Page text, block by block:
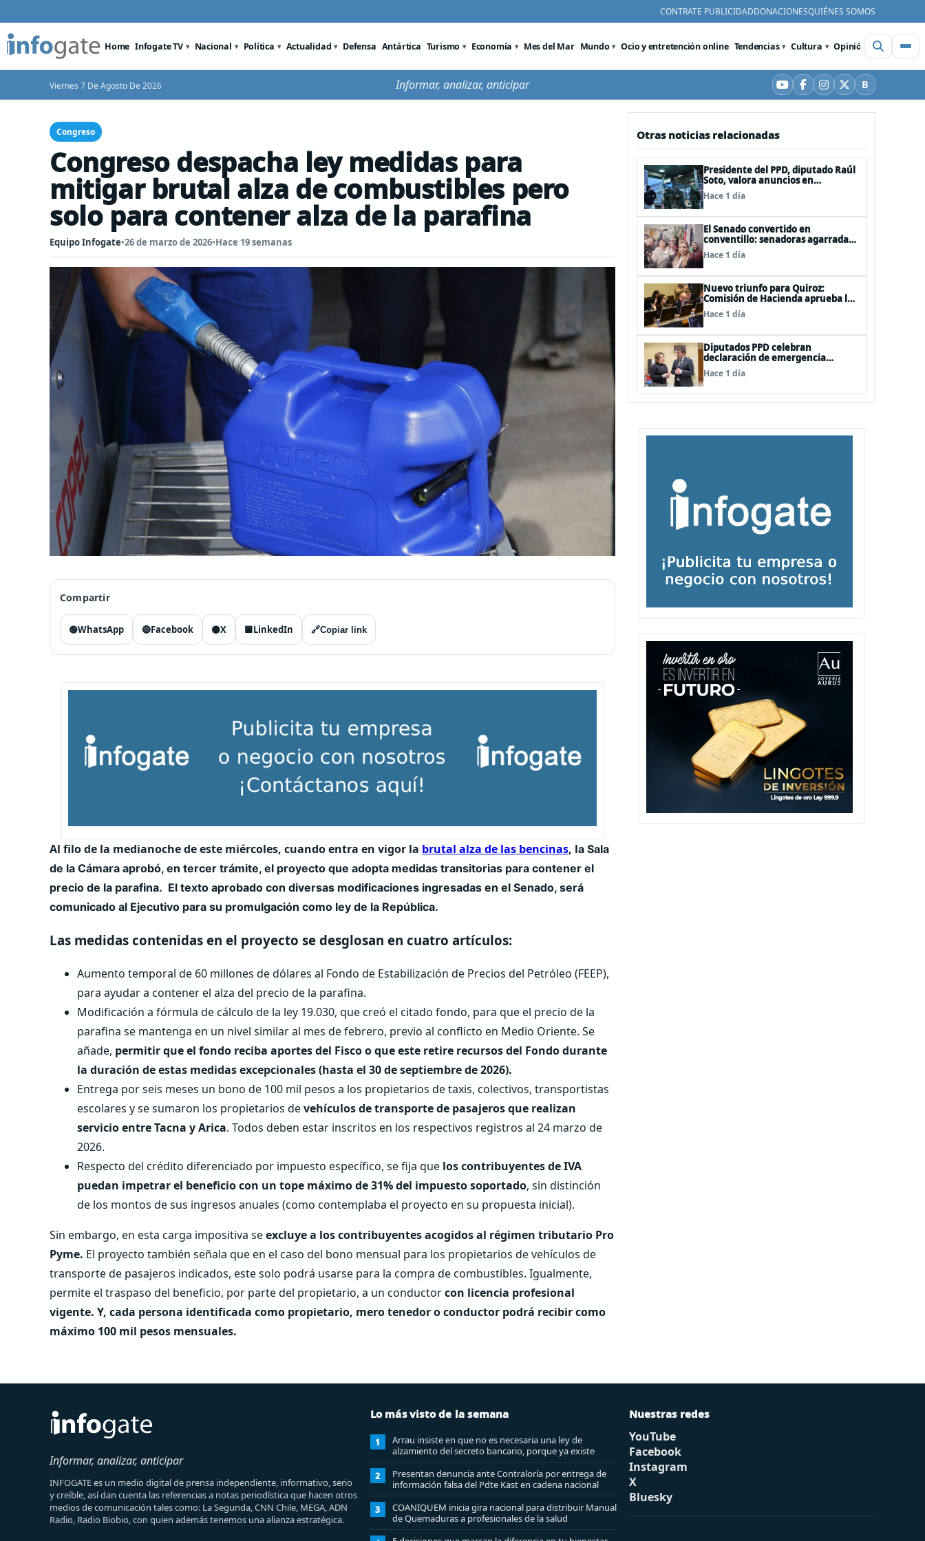
CONTRATE PUBLICIDADDONACIONESQUIÉNES SOMOS
Home Infogate TV Nacional Política Actualidad Defensa Antártica Turismo Economía Mes del Mar Mundo Ocio y entretención online Tendencias Cultura Opinión Videos
Viernes 7 De Agosto De 2026 Informar, analizar, anticipar YouTube
Facebook
Instagram
X BBluesky
Congreso
Congreso despacha ley medidas para
mitigar brutal alza de combustibles pero
solo para contener alza de la parafina
Equipo Infogate•26 de marzo de 2026•Hace 19 semanas
Compartir
🟢WhatsApp 🔵Facebook ⚫X 🟦LinkedIn 🔗Copiar link
Al filo de la medianoche de este miércoles, cuando entra en vigor la brutal alza de las bencinas, la Sala
de la Cámara aprobó, en tercer trámite, el proyecto que adopta medidas transitorias para contener el
precio de la parafina. El texto aprobado con diversas modificaciones ingresadas en el Senado, será
comunicado al Ejecutivo para su promulgación como ley de la República.
Las medidas contenidas en el proyecto se desglosan en cuatro artículos:
Aumento temporal de 60 millones de dólares al Fondo de Estabilización de Precios del Petróleo (FEEP),
para ayudar a contener el alza del precio de la parafina.
Modificación a fórmula de cálculo de la ley 19.030, que creó el citado fondo, para que el precio de la
parafina se mantenga en un nivel similar al mes de febrero, previo al conflicto en Medio Oriente. Se
añade, permitir que el fondo reciba aportes del Fisco o que este retire recursos del Fondo durante
la duración de estas medidas excepcionales (hasta el 30 de septiembre de 2026).
Entrega por seis meses un bono de 100 mil pesos a los propietarios de taxis, colectivos, transportistas
escolares y se sumaron los propietarios devehículos de transporte de pasajeros que realizan
servicio entre Tacna y Arica. Todos deben estar inscritos en los respectivos registros al 24 marzo de
2026.
Respecto del crédito diferenciado por impuesto específico, se fija que los contribuyentes de IVA
puedan impetrar el beneficio con un tope máximo de 31% del impuesto soportado, sin distinción
de los montos de sus ingresos anuales (como contemplaba el proyecto en su propuesta inicial).
Sin embargo, en esta carga impositiva seexcluye a los contribuyentes acogidos al régimen tributario Pro
Pyme. El proyecto también señala que en el caso del bono mensual para los propietarios de vehículos de
transporte de pasajeros indicados, este solo podrá usarse para la compra de combustibles. Igualmente,
permite el traspaso del beneficio, por parte del propietario, a un conductorcon licencia profesional
vigente. Y, cada persona identificada como propietario, mero tenedor o conductor podrá recibir como
máximo 100 mil pesos mensuales.
Otras noticias relacionadas
Presidente del PPD, diputado Raúl
Soto, valora anuncios en
seguridad pero advierte ausencia
clave: alzamiento del secreto
Hace 1 día
El Senado convertido en
conventillo: senadoras agarradas
de las mechas
Hace 1 día
Nuevo triunfo para Quiroz:
Comisión de Hacienda aprueba los
vetos a la Megarreforma
Hace 1 día
Diputados PPD celebran
declaración de emergencia
agrícola a La Araucanía y piden
agilizar ayudas económicas a
Hace 1 día
Informar, analizar, anticipar
INFOGATE es un medio digital de prensa independiente, informativo, serio
y creíble, así dan cuenta las referencias a notas periodística que hacen otros
medios de comunicación tales como: La Segunda, CNN Chile, MEGA, ADN
Radio, Radio Biobio, con quien además tenemos una alianza estratégica.
Lo más visto de la semana
1
Arrau insiste en que no es necesaria una ley de
alzamiento del secreto bancario, porque ya existe
2
Presentan denuncia ante Contraloría por entrega de
información falsa del Pdte Kast en cadena nacional
3
COANIQUEM inicia gira nacional para distribuir Manual
de Quemaduras a profesionales de la salud
Nuestras redes
YouTube
Facebook
Instagram
X
Bluesky